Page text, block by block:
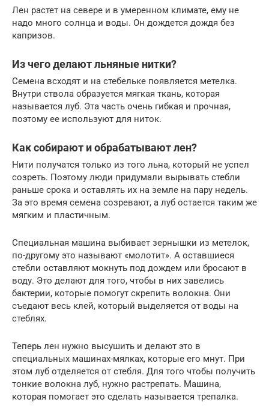
Лен растет на севере и в умеренном климате, ему не
надо много солнца и воды. Он дождется дождя без
капризов.
Из чего делают льняные нитки?
Семена всходят и на стебельке появляется метелка.
Внутри ствола образуется мягкая ткань, которая
называется луб. Эта часть очень гибкая и прочная,
поэтому ее используют для ниток.
Как собирают и обрабатывают лен?
Нити получатся только из того льна, который не успел
созреть. Поэтому люди придумали вырывать стебли
раньше срока и оставлять их на земле на пару недель.
За это время семена созревают, а луб остается таким же
мягким и пластичным.
Специальная машина выбивает зернышки из метелок,
по-другому это называют «молотит». А оставшиеся
стебли оставляют мокнуть под дождем или бросают в
воду. Это делают для того, чтобы в них завелись
бактерии, которые помогут скрепить волокна. Они
съедают весь клей, который выделяется от воды на
стеблях.
Теперь лен нужно высушить и делают это в
специальных машинах-мялках, которые его мнут. При
этом луб отделяется от стебля. Для того чтобы получить
тонкие волокна луб, нужно растрепать. Машина,
которая помогает это сделать называется трепалка.